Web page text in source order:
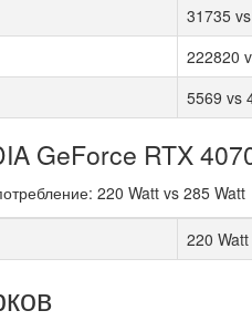
31735
222820
5569 vs
GeForce RTX
220 Watt vs 285 Watt
220